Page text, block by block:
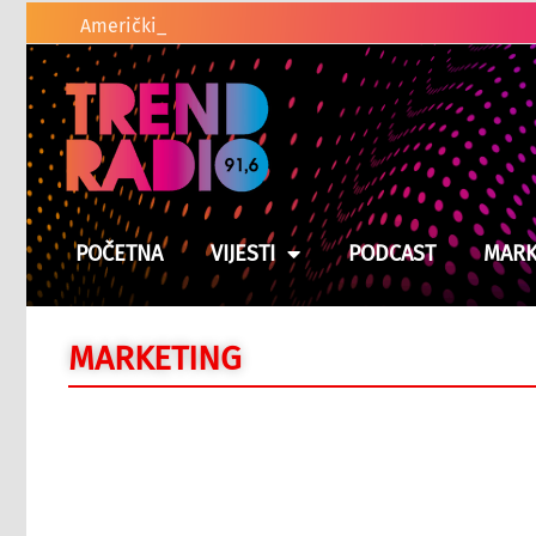
Američki zakonodavci traže od Trumpa d
POČETNA VIJESTI PODCAST
MARKETING